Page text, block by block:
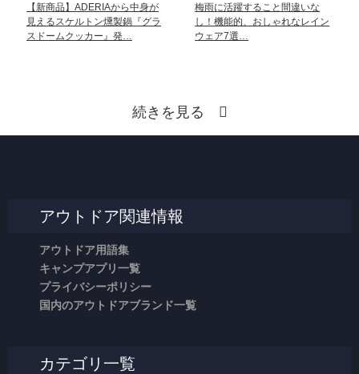
【新商品】ADERIAから中身が
見えるスケルトン燻製鍋『グラ
スドームクッカー』発…
梅雨に活躍すること間違いな
し！機能的、おしゃれなレイン
ウェア7選…
続きを見る
アウトドア関連情報
アウトドア用語集
キャンプアプリ一覧
プライバシーポリシー
国内のアウトドアブランド一覧
カテゴリ一覧